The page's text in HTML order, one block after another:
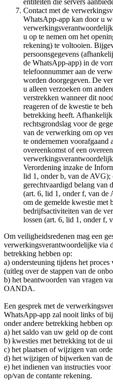
entiteiten die servers
Contact met de
WhatsApp-app kan door u
u op te nemen om het
rekening) te voltooien.
persoonsgegevens
de WhatsApp-app) in de
telefoonnummer aan de
worden doorgegeven. De
u alleen verzoeken om
verstrekken wanneer dit
reageren of de kwestie te
betrekking heeft.
rechtsgrondslag voor de
van de verwerking om op
te ondernemen voorafgaand
overeenkomst of een
Verordening inzake de
lid 1, onder b, van de AVG);
gerechtvaardigd belang van
(art. 6, lid 1, onder f, van de
om de gemelde kwestie met
bedrijfsactiviteiten van de
lossen (art. 6, lid 1, onder f,
Om veiligheidsredenen mag een
verwerkingsverantwoordelijke via
betrekking hebben op:
a) ondersteuning tijdens het
(uitleg over de stappen van de
b) het beantwoorden van vragen
OANDA.
Een gesprek met de
WhatsApp-app zal nooit links of
onder andere betrekking hebben op:
a) het saldo van uw geld op de
b) kwesties met betrekking tot de
c) het plaatsen of wijzigen van
d) het wijzigen of bijwerken van
e) het indienen van instructies
op/van de contante rekening.